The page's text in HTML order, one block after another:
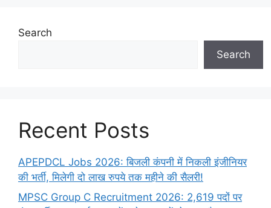
Search
Search
Recent Posts
APEPDCL Jobs 2026: बिजली कंपनी में निकली इंजीनियर
की भर्ती, मिलेगी दो लाख रुपये तक महीने की सैलरी!
MPSC Group C Recruitment 2026: 2,619 पदों पर